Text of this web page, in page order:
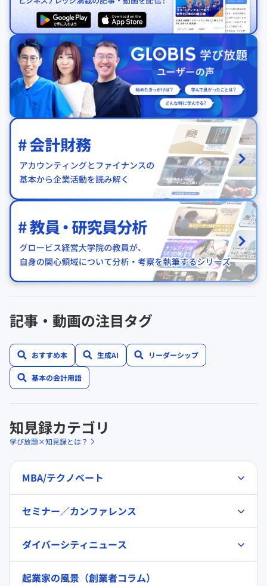
記事・動画の注目タグ
おすすめ本 生成AI リーダーシップ
基本の会計用語
知見録カテゴリ
学び放題×知見録とは？
MBA/テクノベート
セミナー／カンファレンス
ダイバーシティニュース
起業家の風景（創業者コラム）